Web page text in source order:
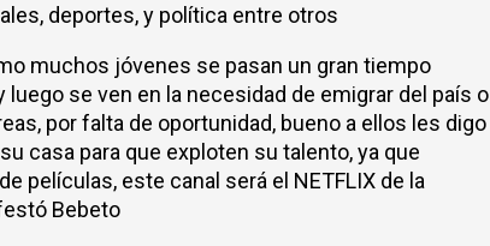
deportes, y política entre otros
muchos jóvenes se pasan un gran tiempo
se ven en la necesidad de emigrar del país o
por falta de oportunidad, bueno a ellos les digo
casa para que exploten su talento, ya que
películas, este canal será el NETFLIX de la
Bebeto